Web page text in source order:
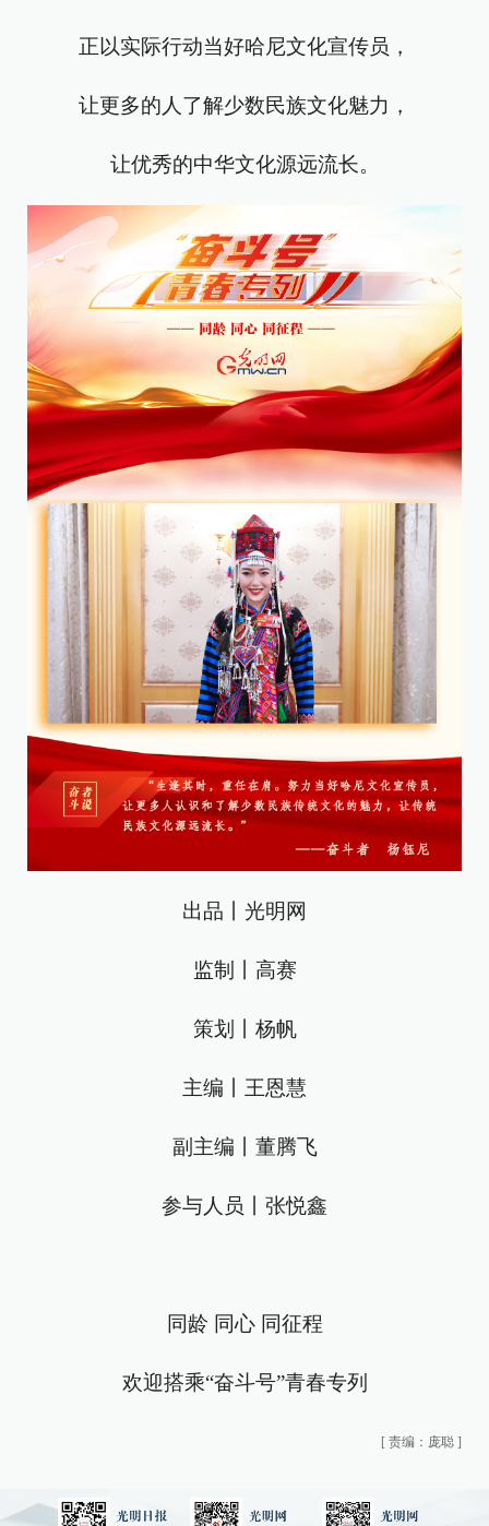
正以实际行动当好哈尼文化宣传员，
让更多的人了解少数民族文化魅力，
让优秀的中华文化源远流长。
出品丨光明网
监制丨高赛
策划丨杨帆
主编丨王恩慧
副主编丨董腾飞
参与人员丨张悦鑫
同龄 同心 同征程
欢迎搭乘“奋斗号”青春专列
[ 责编：庞聪 ]